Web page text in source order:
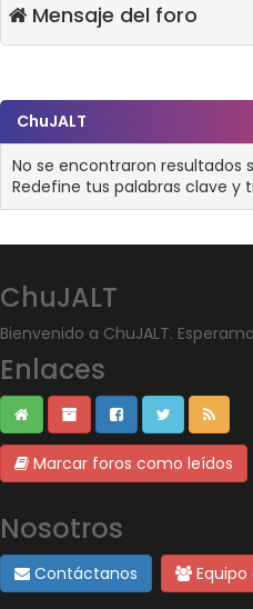
Mensaje del foro
ChuJALT
No se encontraron resultados
Redefine tus palabras clave y
ChuJALT
Bienvenido a ChuJALT.
Enlaces
Marcar foros como leídos
Nosotros
Contáctanos